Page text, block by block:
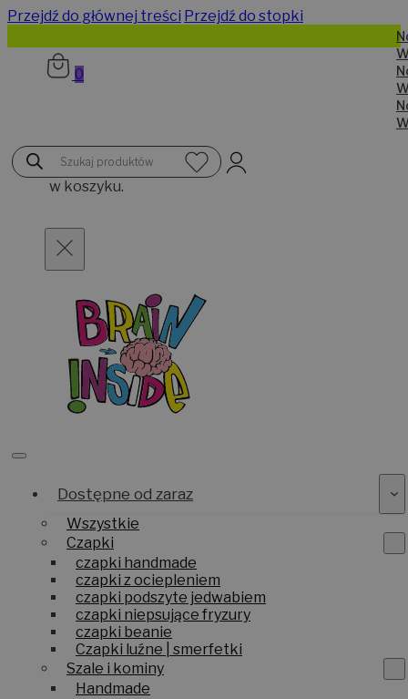
Przejdź do głównej treści Przejdź do stopki
Wysyłka od 24h
Nowe kolory czapek bawełnianych
Wysyłka od 24h
Wyszukiwarka
produktów
0
Brak
produktów
w koszyku.
Dostępne od zaraz
Wszystkie
Czapki
czapki handmade
czapki z ociepleniem
czapki podszyte jedwabiem
czapki niepsujące fryzury
czapki beanie
Czapki luźne | smerfetki
Szale i kominy
Handmade